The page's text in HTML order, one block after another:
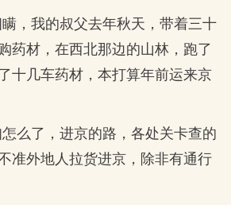
，我的叔父去年秋天，带着三十
药材，在西北那边的山林，跑了
十几车药材，本打算年前运来京
么了，进京的路，各处关卡查的
准外地人拉货进京，除非有通行